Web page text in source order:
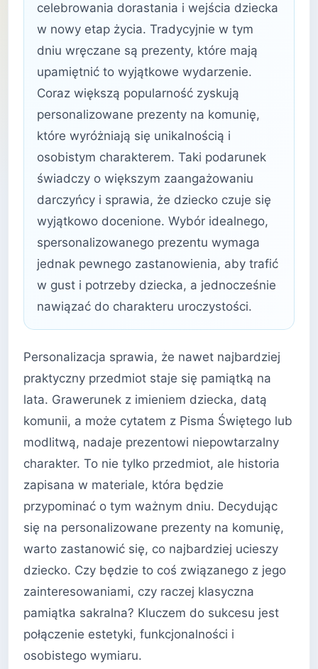
celebrowania dorastania i wejścia dziecka
w nowy etap życia. Tradycyjnie w tym
dniu wręczane są prezenty, które mają
upamiętnić to wyjątkowe wydarzenie.
Coraz większą popularność zyskują
personalizowane prezenty na komunię,
które wyróżniają się unikalnością i
osobistym charakterem. Taki podarunek
świadczy o większym zaangażowaniu
darczyńcy i sprawia, że dziecko czuje się
wyjątkowo docenione. Wybór idealnego,
spersonalizowanego prezentu wymaga
jednak pewnego zastanowienia, aby trafić
w gust i potrzeby dziecka, a jednocześnie
nawiązać do charakteru uroczystości.
Personalizacja sprawia, że nawet najbardziej
praktyczny przedmiot staje się pamiątką na
lata. Grawerunek z imieniem dziecka, datą
komunii, a może cytatem z Pisma Świętego lub
modlitwą, nadaje prezentowi niepowtarzalny
charakter. To nie tylko przedmiot, ale historia
zapisana w materiale, która będzie
przypominać o tym ważnym dniu. Decydując
się na personalizowane prezenty na komunię,
warto zastanowić się, co najbardziej ucieszy
dziecko. Czy będzie to coś związanego z jego
zainteresowaniami, czy raczej klasyczna
pamiątka sakralna? Kluczem do sukcesu jest
połączenie estetyki, funkcjonalności i
osobistego wymiaru.